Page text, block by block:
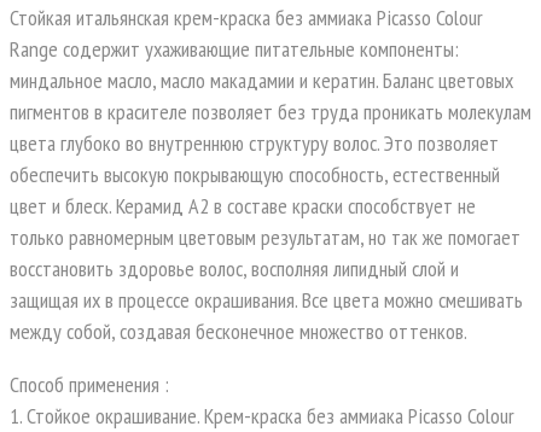
Стойкая итальянская крем-краска без аммиака Picasso Colour
Range содержит ухаживающие питательные компоненты:
миндальное масло, масло макадамии и кератин. Баланс цветовых
пигментов в красителе позволяет без труда проникать молекулам
цвета глубоко во внутреннюю структуру волос. Это позволяет
обеспечить высокую покрывающую способность, естественный
цвет и блеск. Керамид А2 в составе краски способствует не
только равномерным цветовым результатам, но так же помогает
восстановить здоровье волос, восполняя липидный слой и
защищая их в процессе окрашивания. Все цвета можно смешивать
между собой, создавая бесконечное множество оттенков.
Способ применения :
1. Стойкое окрашивание. Крем-краска без аммиака Picasso Colour